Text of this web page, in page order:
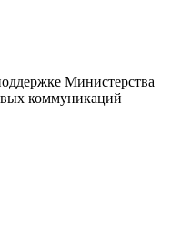
Министерства
коммуникаций